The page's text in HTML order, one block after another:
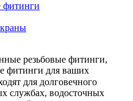
фитинги
резьбовые фитинги,
фитинги для ваших
для долговечного
службах, водосточных